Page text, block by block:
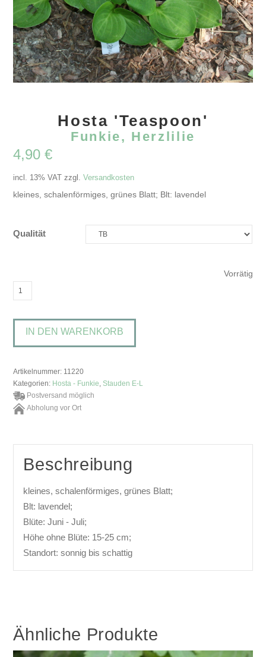
Hosta 'Teaspoon'
Funkie, Herzlilie
4,90€
incl. 13% VAT zzgl.Versandkosten
kleines, schalenförmiges, grünes Blatt; Blt: lavendel
Qualität
Vorrätig
Hosta
Herzlilie
MengeIN DEN WARENKORB
Artikelnummer: 11220
Kategorien: Hosta - Funkie Stauden E-L
Postversand möglich
Abholung vor Ort
Beschreibung
kleines, schalenförmiges, grünes Blatt;
Blt: lavendel;
Blüte: Juni - Juli;
Höhe ohne Blüte: 15-25 cm;
Standort: sonnig bis schattig
Ähnliche Produkte